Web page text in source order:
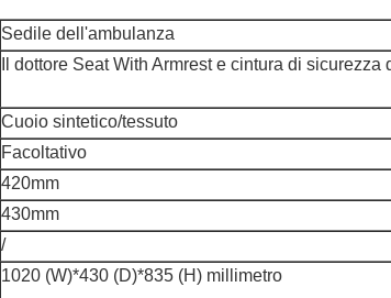
Sedile dell'ambulanza
Il dottore Seat With Armrest e cintura di sicurezza
Cuoio sintetico/tessuto
Facoltativo
420mm
430mm
/
1020 (W)*430 (D)*835 (H) millimetro